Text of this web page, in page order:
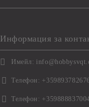
Информация за
Имейл:
Телефон:
Телефон: